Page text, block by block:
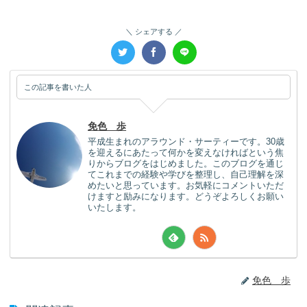
シェアする
この記事を書いた人
免色 歩
平成生まれのアラウンド・サーティーです。30歳
を迎えるにあたって何かを変えなければという焦
りからブログをはじめました。このブログを通じ
てこれまでの経験や学びを整理し、自己理解を深
めたいと思っています。お気軽にコメントいただ
けますと励みになります。どうぞよろしくお願い
いたします。
免色 歩